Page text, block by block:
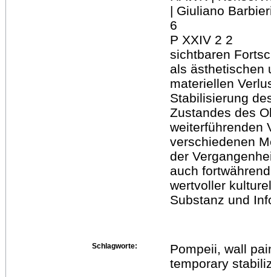
| Giuliano
6
P XXIV 2 2
sichtbaren
als ästhetischen
materiellen
Stabilisierung
Zustandes des
weiterführenden
verschiedenen
der
auch
wertvoller
Substanz und
Schlagworte:
Pompeii, wall
temporary